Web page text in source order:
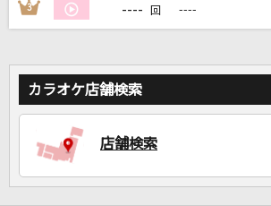
もっと見る
DAMの新曲・ランキングなど
3 ---- 回 ----
カラオケ店舗検索
店舗検索